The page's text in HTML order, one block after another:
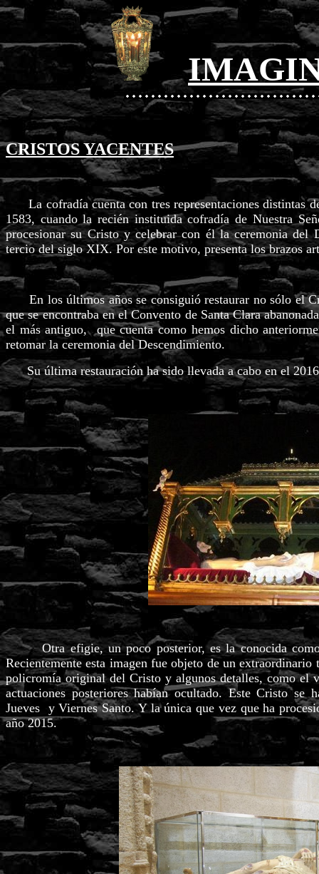
I
CRISTOS YACENTES
La cofradía cuenta con tres representaciones distintas
1583, cuando la recién instituida cofradía de Nuestra
procesionar su Cristo y celebrar con él la ceremonia del
tercio del siglo XIX. Por este motivo, presenta los brazos
En los últimos años se consiguió restaurar no sólo el
que se encontraba en el Convento de Santa Clara
el más antiguo, que cuenta como hemos dicho
retomar la ceremonia del Descendimiento.
Su última restauración ha sido llevada a cabo en el
Otra efigie, un poco posterior, es la conocida como
Recientemente esta imagen fue objeto de un
policromía original del Cristo y algunos detalles, como el
actuaciones posteriores habían ocultado. Este Cristo se
Jueves y Viernes Santo. Y la única que vez que ha
año 2015.